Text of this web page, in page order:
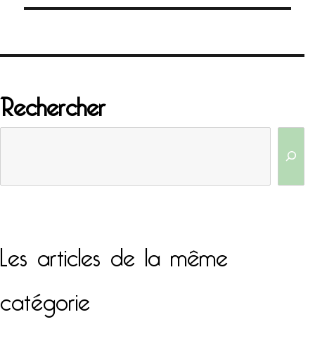
Rechercher
Les articles de la même
catégorie